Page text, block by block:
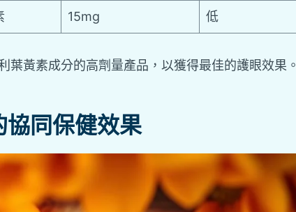
15mg 低
葉黃素成分的高劑量產品，以獲得最佳的護眼效果。
同保健效果